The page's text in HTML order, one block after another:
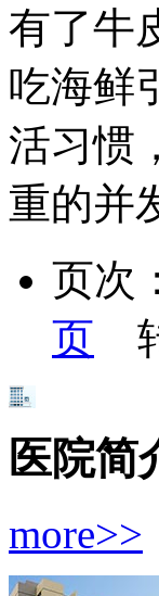
有了牛
吃海鲜
活习惯
重的并
页次
页
医院简
more>>